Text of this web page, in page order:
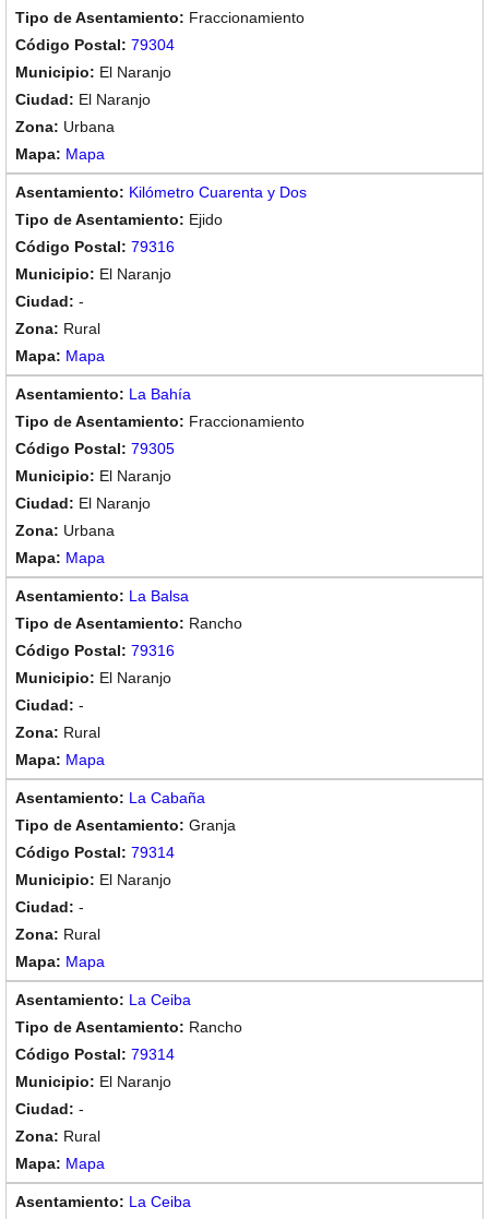
Fraccionamiento
79304
El Naranjo
El Naranjo
Urbana
Mapa
Kilómetro Cuarenta y Dos
Ejido
79316
El Naranjo
-
Rural
Mapa
La Bahía
Fraccionamiento
79305
El Naranjo
El Naranjo
Urbana
Mapa
La Balsa
Rancho
79316
El Naranjo
-
Rural
Mapa
La Cabaña
Granja
79314
El Naranjo
-
Rural
Mapa
La Ceiba
Rancho
79314
El Naranjo
-
Rural
Mapa
La Ceiba